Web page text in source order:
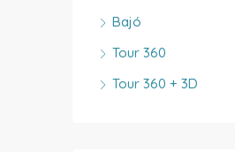
Bajó
Tour 360
Tour 360 + 3D